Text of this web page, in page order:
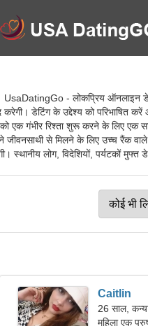
UsaDatingGo - लोकप्रिय ऑनलाइन
करेगी। डेटिंग के उद्देश्य को परिभाषित
एक गंभीर रिश्ता शुरू करने के लिए एक
जीवनसाथी से मिलने के लिए उच्च रैंक
स्थानीय लोग, विदेशियों, पर्यटकों
Caitlin
26 साल,
महिला एक